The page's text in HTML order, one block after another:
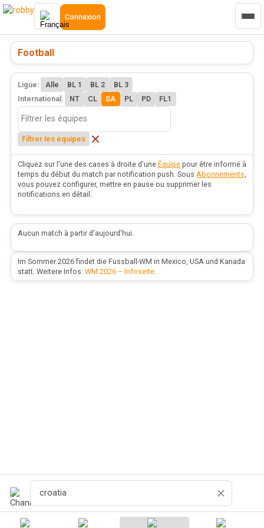
Connexion
Football
Ligue: Alle BL 1 BL 2
BL 3
International:
NT CL SA PL PD FL1
Filtrer les équipes
Cliquez sur l'une des cases à droite d'une Équipepour être informé à
temps du début du match par notification push. Sous Abonnements,
vous pouvez configurer, mettre en pause ou supprimer les
notifications en détail.
Aucun match à partir d'aujourd'hui.
Im Sommer 2026 findet die Fussball-WM in Mexico, USA und Kanada
statt. Weitere Infos: WM 2026 – Infoseite.
Recherche